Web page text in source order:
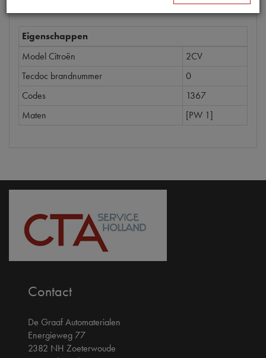
Eigenschappen
Model Citroën
2CV
Tecdoc brandnummer
0
Codes
1367
Maten
[PW 1]
Contact
De Graaf Automaterialen
Energieweg 77
2382 NH Zoeterwoude